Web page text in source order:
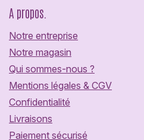
A propos.
Notre entreprise
Notre magasin
Qui sommes-nous ?
Mentions légales & CGV
Confidentialité
Livraisons
Paiement sécurisé